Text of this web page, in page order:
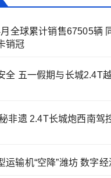
全球累计销售67505辆
销冠
全 五一假期与长城2.4T
非遗 2.4T长城炮西南驾
运输机“空降”潍坊 数字经